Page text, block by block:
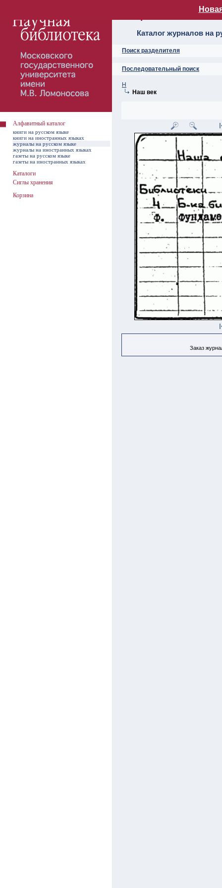
Алфавитный
Каталог журналов на
Поиск разделителя
Последовательный поиск
Н
Наш век
Заказ
Алфавитный каталог
книги на русском языке
книги на иностранных языках
журналы на русском языке
журналы на иностранных языках
газеты на русском языке
газеты на иностранных языках
Каталоги
Сиглы хранения
Корзина